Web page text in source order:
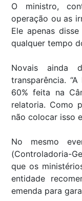
O ministro,
operação ou as
Ele apenas
qualquer tempo
Novais ainda
transparência.
60% feita na
relatoria. Como
não colocar isso
No mesmo
(Controladoria-
que os
entidade
emenda para